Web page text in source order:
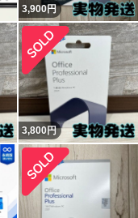
3,900円
3,800円